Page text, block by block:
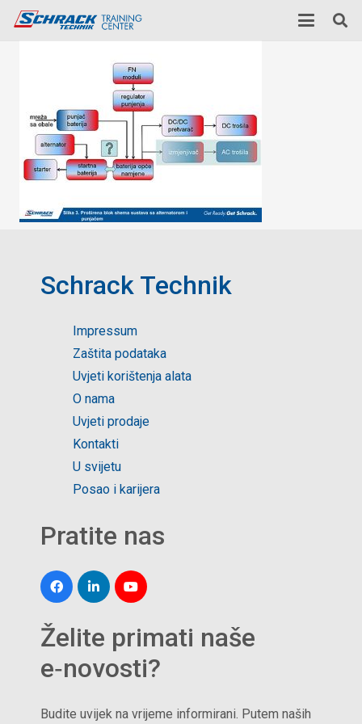
Schrack Technik
Impressum
Zaštita podataka
Uvjeti korištenja alata
O nama
Uvjeti prodaje
Kontakti
U svijetu
Posao i karijera
Pratite nas
Želite primati naše
e‑novosti?
Budite uvijek na vrijeme informirani. Putem naših